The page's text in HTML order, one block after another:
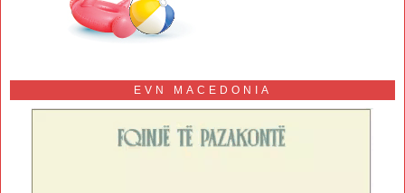
EVN MACEDONIA